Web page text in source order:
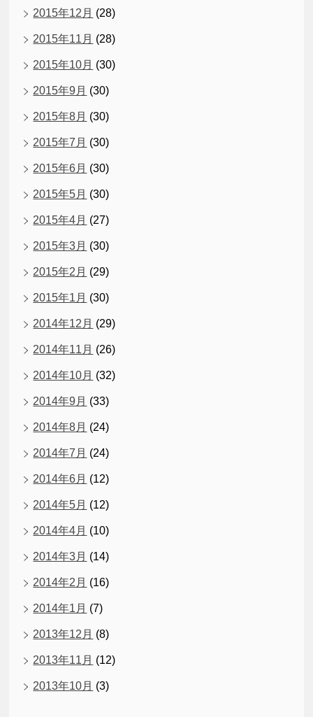
2015年12月 (28)
2015年11月 (28)
2015年10月 (30)
2015年9月 (30)
2015年8月 (30)
2015年7月 (30)
2015年6月 (30)
2015年5月 (30)
2015年4月 (27)
2015年3月 (30)
2015年2月 (29)
2015年1月 (30)
2014年12月 (29)
2014年11月 (26)
2014年10月 (32)
2014年9月 (33)
2014年8月 (24)
2014年7月 (24)
2014年6月 (12)
2014年5月 (12)
2014年4月 (10)
2014年3月 (14)
2014年2月 (16)
2014年1月 (7)
2013年12月 (8)
2013年11月 (12)
2013年10月 (3)